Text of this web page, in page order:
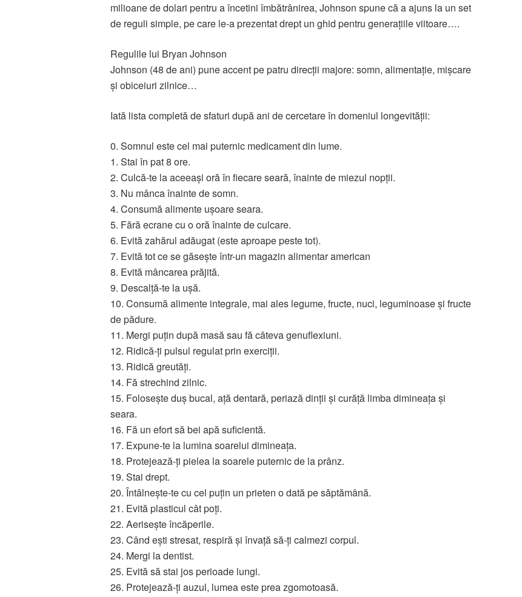
milioane de dolari pentru a încetini îmbătrânirea, Johnson spune că a ajuns la un set
de reguli simple, pe care le-a prezentat drept un ghid pentru generațiile viitoare….
Regulile lui Bryan Johnson
Johnson (48 de ani) pune accent pe patru direcții majore: somn, alimentație, mișcare
și obiceiuri zilnice…
Iată lista completă de sfaturi după ani de cercetare în domeniul longevității:
0. Somnul este cel mai puternic medicament din lume.
1. Stai în pat 8 ore.
2. Culcă-te la aceeași oră în fiecare seară, înainte de miezul nopții.
3. Nu mânca înainte de somn.
4. Consumă alimente ușoare seara.
5. Fără ecrane cu o oră înainte de culcare.
6. Evită zahărul adăugat (este aproape peste tot).
7. Evită tot ce se găsește într-un magazin alimentar american
8. Evită mâncarea prăjită.
9. Descalță-te la ușă.
10. Consumă alimente integrale, mai ales legume, fructe, nuci, leguminoase și fructe
de pădure.
11. Mergi puțin după masă sau fă câteva genuflexiuni.
12. Ridică-ți pulsul regulat prin exerciții.
13. Ridică greutăți.
14. Fă strechind zilnic.
15. Folosește duș bucal, ață dentară, periază dinții și curăță limba dimineața și
seara.
16. Fă un efort să bei apă suficientă.
17. Expune-te la lumina soarelui dimineața.
18. Protejează-ți pielea la soarele puternic de la prânz.
19. Stai drept.
20. Întâlnește-te cu cel puțin un prieten o dată pe săptămână.
21. Evită plasticul cât poți.
22. Aerisește încăperile.
23. Când ești stresat, respiră și învață să-ți calmezi corpul.
24. Mergi la dentist.
25. Evită să stai jos perioade lungi.
26. Protejează-ți auzul, lumea este prea zgomotoasă.